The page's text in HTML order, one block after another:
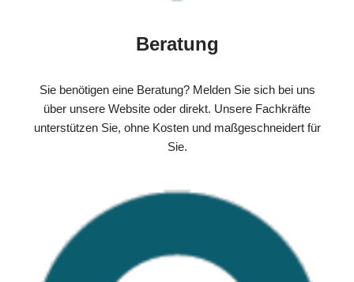
Beratung
Sie benötigen eine Beratung? Melden Sie sich bei uns
über unsere Website oder direkt. Unsere Fachkräfte
unterstützen Sie, ohne Kosten und maßgeschneidert für
Sie.